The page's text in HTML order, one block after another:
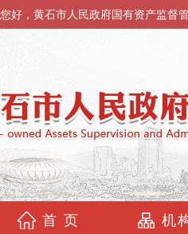
您好，黄石市人民政府国有资产监督
首 页 机